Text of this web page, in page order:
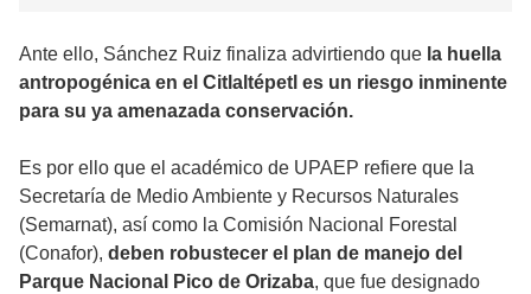
Ante ello, Sánchez Ruiz finaliza advirtiendo que la huella
antropogénica en el Citlaltépetl es un riesgo inminente
para su ya amenazada conservación.
Es por ello que el académico de UPAEP refiere que la
Secretaría de Medio Ambiente y Recursos Naturales
(Semarnat), así como la Comisión Nacional Forestal
(Conafor), deben robustecer el plan de manejo del
Parque Nacional Pico de Orizaba, que fue designado